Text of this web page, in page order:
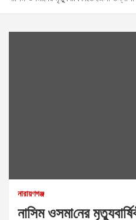
নারায়ণগঞ্জ
না‌সিম ওসমা‌নের